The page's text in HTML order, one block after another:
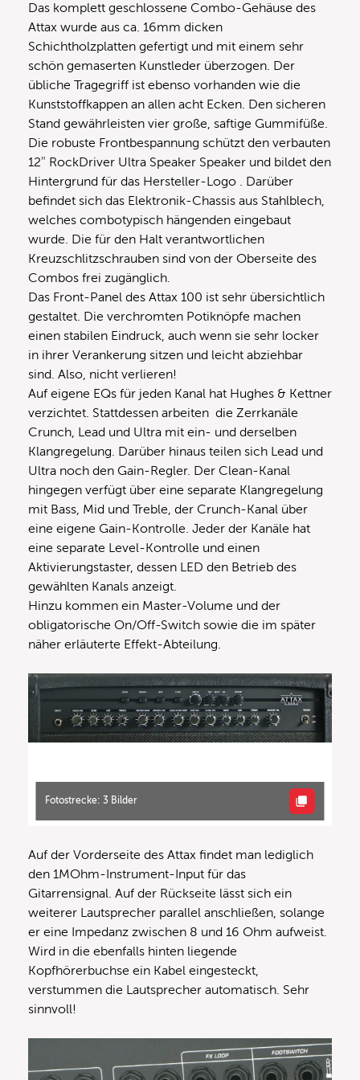
Das komplett geschlossene Combo-Gehäuse des
Attax wurde aus ca. 16mm dicken
Schichtholzplatten gefertigt und mit einem sehr
schön gemaserten Kunstleder überzogen. Der
übliche Tragegriff ist ebenso vorhanden wie die
Kunststoffkappen an allen acht Ecken. Den sicheren
Stand gewährleisten vier große, saftige Gummifüße.
Die robuste Frontbespannung schützt den verbauten
12″ RockDriver Ultra Speaker Speaker und bildet den
Hintergrund für das Hersteller-Logo . Darüber
befindet sich das Elektronik-Chassis aus Stahlblech,
welches combotypisch hängenden eingebaut
wurde. Die für den Halt verantwortlichen
Kreuzschlitzschrauben sind von der Oberseite des
Combos frei zugänglich.
Das Front-Panel des Attax 100 ist sehr übersichtlich
gestaltet. Die verchromten Potiknöpfe machen
einen stabilen Eindruck, auch wenn sie sehr locker
in ihrer Verankerung sitzen und leicht abziehbar
sind. Also, nicht verlieren!
Auf eigene EQs für jeden Kanal hat Hughes & Kettner
verzichtet. Stattdessen arbeiten die Zerrkanäle
Crunch, Lead und Ultra mit ein- und derselben
Klangregelung. Darüber hinaus teilen sich Lead und
Ultra noch den Gain-Regler. Der Clean-Kanal
hingegen verfügt über eine separate Klangregelung
mit Bass, Mid und Treble, der Crunch-Kanal über
eine eigene Gain-Kontrolle. Jeder der Kanäle hat
eine separate Level-Kontrolle und einen
Aktivierungstaster, dessen LED den Betrieb des
gewählten Kanals anzeigt.
Hinzu kommen ein Master-Volume und der
obligatorische On/Off-Switch sowie die im später
näher erläuterte Effekt-Abteilung.
Fotostrecke: 3 Bilder
Auf der Vorderseite des Attax findet man lediglich
den 1MOhm-Instrument-Input für das
Gitarrensignal. Auf der Rückseite lässt sich ein
weiterer Lautsprecher parallel anschließen, solange
er eine Impedanz zwischen 8 und 16 Ohm aufweist.
Wird in die ebenfalls hinten liegende
Kopfhörerbuchse ein Kabel eingesteckt,
verstummen die Lautsprecher automatisch. Sehr
sinnvoll!